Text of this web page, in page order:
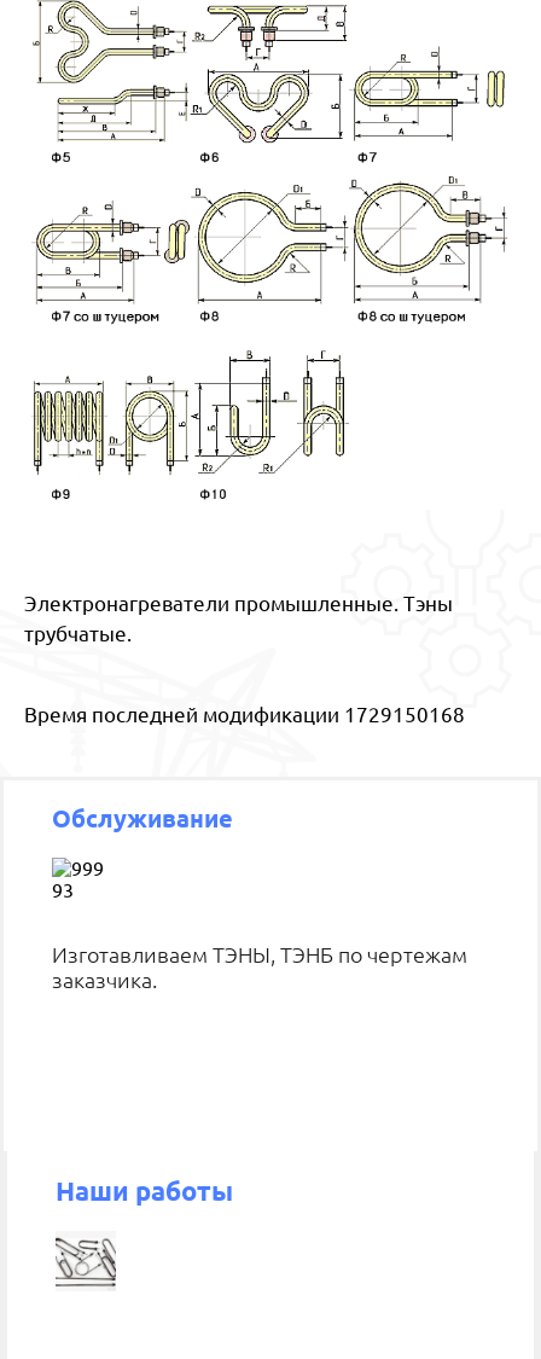
Электронагреватели промышленные. Тэны
трубчатые.
Время последней модификации 1729150168
Обслуживание
Изготавливаем ТЭНЫ, ТЭНБ по чертежам
заказчика.
Наши работы